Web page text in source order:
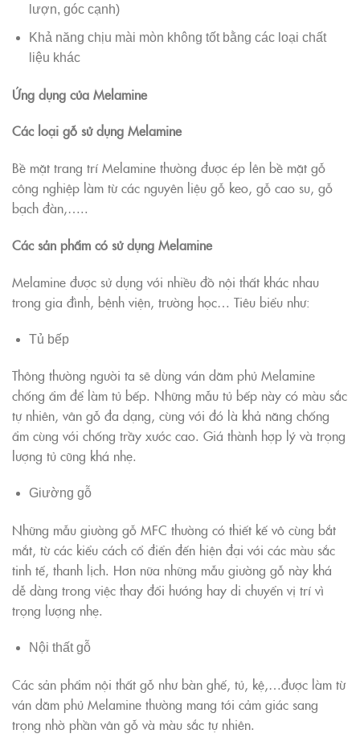
lượn, góc cạnh)
Khả năng chịu mài mòn không tốt bằng các loại chất
liệu khác
Ứng dụng của Melamine
Các loại gỗ sử dụng Melamine
Bề mặt trang trí Melamine thường được ép lên bề mặt gỗ
công nghiệp làm từ các nguyên liệu gỗ keo, gỗ cao su, gỗ
bạch đàn,…..
Các sản phẩm có sử dụng Melamine
Melamine được sử dụng với nhiều đồ nội thất khác nhau
trong gia đình, bệnh viện, trường học… Tiêu biểu như:
Tủ bếp
Thông thường người ta sẽ dùng ván dăm phủ Melamine
chống ẩm để làm tủ bếp. Những mẫu tủ bếp này có màu sắc
tự nhiên, vân gỗ đa dạng, cùng với đó là khả năng chống
ẩm cùng với chống trầy xước cao. Giá thành hợp lý và trọng
lượng tủ cũng khá nhẹ.
Giường gỗ
Những mẫu giường gỗ MFC thường có thiết kế vô cùng bắt
mắt, từ các kiểu cách cổ điển đến hiện đại với các màu sắc
tinh tế, thanh lịch. Hơn nữa những mẫu giường gỗ này khá
dễ dàng trong việc thay đổi hướng hay di chuyển vị trí vì
trọng lượng nhẹ.
Nội thất gỗ
Các sản phẩm nội thất gỗ như bàn ghế, tủ, kệ,…được làm từ
ván dăm phủ Melamine thường mang tới cảm giác sang
trọng nhờ phần vân gỗ và màu sắc tự nhiên.